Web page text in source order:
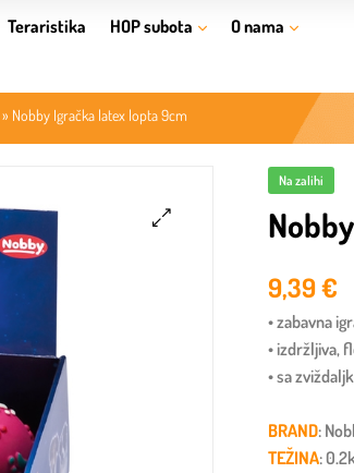
Teraristika HOP subota O nama
» Nobby Igračka latex lopta 9cm
Na zalihi
9,39€
• zabavna
• izdržljiva,
• sa
BRAND:
TEŽINA: